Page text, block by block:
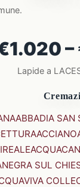
Lapide a
ABBADIA SAN
ACCIANO
SUL